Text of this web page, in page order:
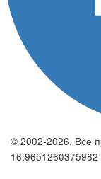
© 2002-2026. Все
16.9651260375982